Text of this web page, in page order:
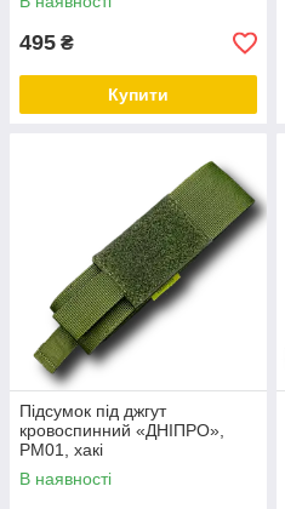
495 ₴
Купити
Підсумок під джгут
кровоспинний «ДНІПРО»,
РМ01, хакі
В наявності